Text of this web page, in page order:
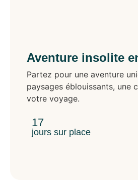
Aventure insolite
Partez pour une aventure
paysages éblouissants, une
votre voyage.
17
jours sur place